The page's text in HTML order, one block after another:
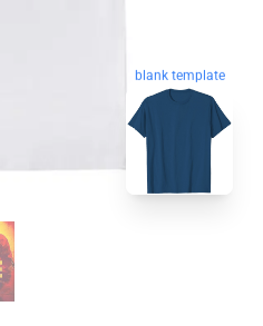
blank template